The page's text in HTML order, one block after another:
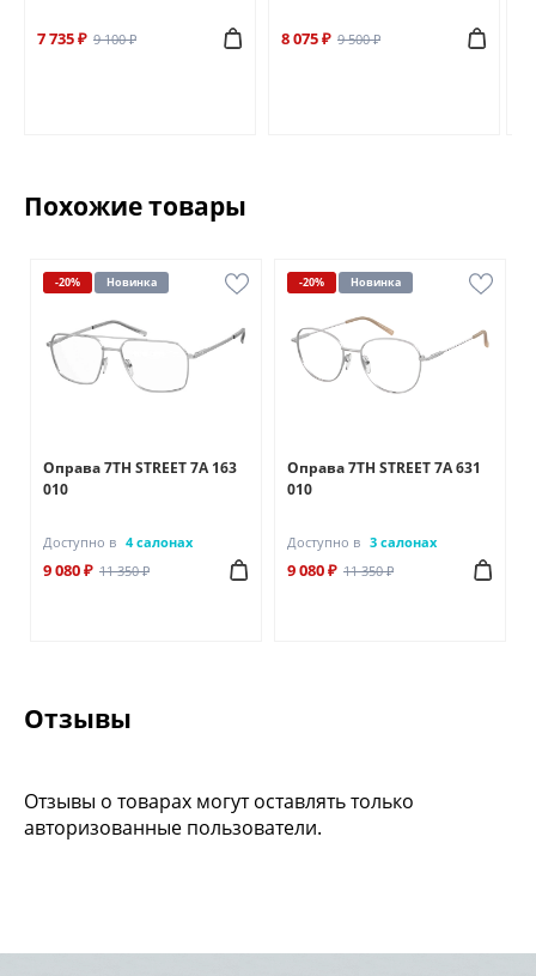
7 735 ₽ 9 100 ₽ 8 075 ₽ 9 500 ₽
Похожие товары
-20% Новинка
Оправа 7TH STREET 7A 163
010
Доступно в 4 салонах
9 080 ₽ 11 350 ₽
-20% Новинка
Оправа 7TH STREET 7A 631
010
Доступно в 3 салонах
9 080 ₽ 11 350 ₽
Отзывы
Отзывы о товарах могут оставлять только
авторизованные пользователи.